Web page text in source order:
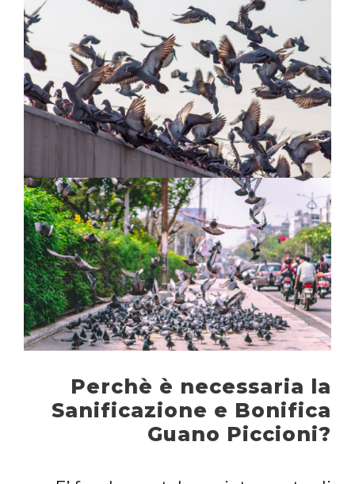
Perchè è necessaria la
Sanificazione e Bonifica
Guano Piccioni?